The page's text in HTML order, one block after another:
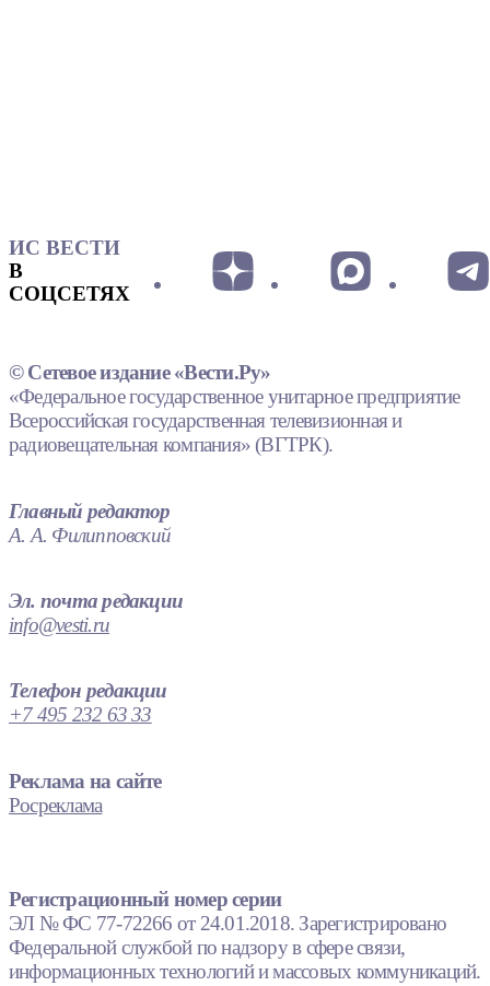
ИС ВЕСТИ
В
СОЦСЕТЯХ
© Сетевое издание «Вести.Ру»
«Федеральное государственное унитарное предприятие
Всероссийская государственная телевизионная и
радиовещательная компания» (ВГТРК).
Главный редактор
А. А. Филипповский
Эл. почта редакции
info@vesti.ru
Телефон редакции
+7 495 232 63 33
Реклама на сайте
Росреклама
Регистрационный номер серии
ЭЛ № ФС 77-72266 от 24.01.2018. Зарегистрировано
Федеральной службой по надзору в сфере связи,
информационных технологий и массовых коммуникаций.